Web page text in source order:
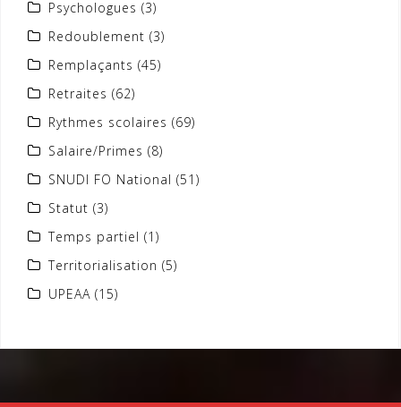
Psychologues (3)
Redoublement (3)
Remplaçants (45)
Retraites (62)
Rythmes scolaires (69)
Salaire/Primes (8)
SNUDI FO National (51)
Statut (3)
Temps partiel (1)
Territorialisation (5)
UPEAA (15)